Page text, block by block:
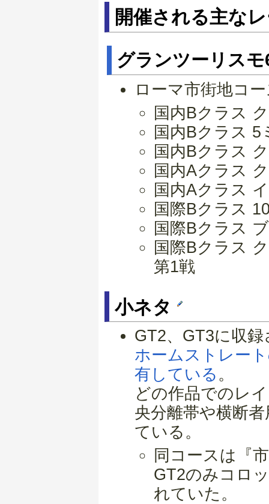
開催される主な
グランツーリス
ローマ市街地コ
国内Bクラス
国内Bクラス 5
国内Bクラス
国内Aクラス
国内Aクラス
国際Bクラス
国際Bクラス
国際Bクラス
第1戦
小ネタ
GT2、GT3に収
ホームストレー
有している 。
どの作品でのレ
央分離帯や横断
ている。
同コースは『
GT2のみコロ
れていた。